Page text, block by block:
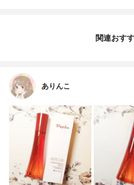
関連おす
ありんこ